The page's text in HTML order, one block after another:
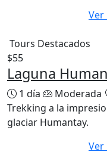
Ver
Tours Destacados
$55
Laguna
1 día Moderada
Trekking a la
glaciar Humantay.
Ver